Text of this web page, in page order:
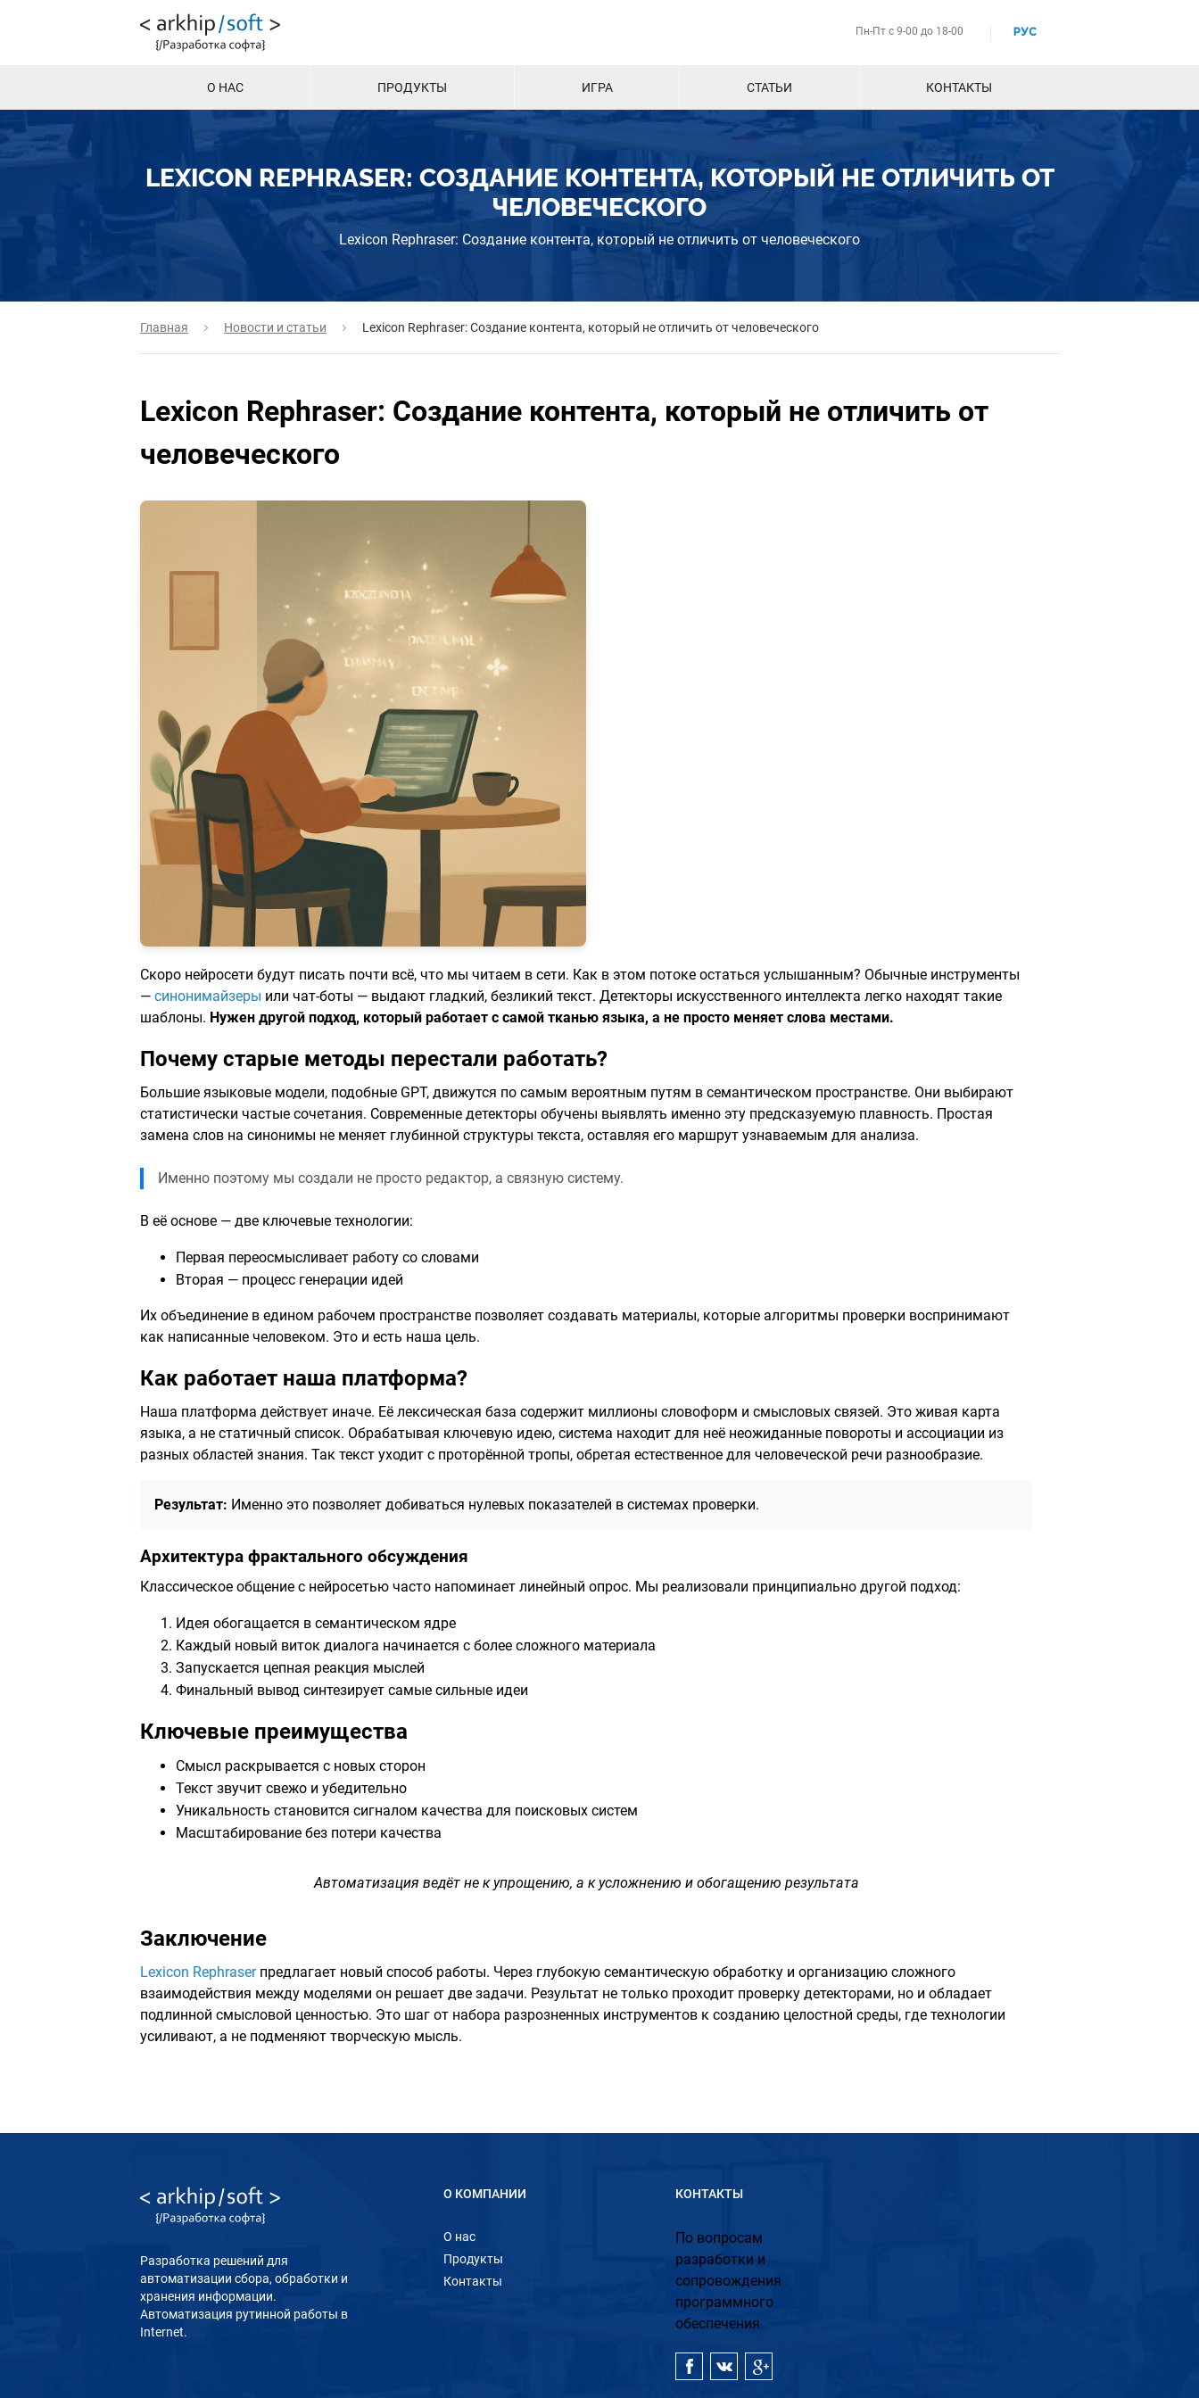
Пн-Пт с 9-00 до 18-00 РУС
О НАС ПРОДУКТЫ ИГРА СТАТЬИ КОНТАКТЫ
LEXICON REPHRASER: СОЗДАНИЕ КОНТЕНТА, КОТОРЫЙ НЕ ОТЛИЧИТЬ ОТ
ЧЕЛОВЕЧЕСКОГО
Lexicon Rephraser: Создание контента, который не отличить от человеческого
Главная Новости и статьи Lexicon Rephraser: Создание контента, который не отличить от человеческого
Lexicon Rephraser: Создание контента, который не отличить от
человеческого
Скоро нейросети будут писать почти всё, что мы читаем в сети. Как в этом потоке остаться услышанным? Обычные инструменты
— синонимайзеры или чат-боты — выдают гладкий, безликий текст. Детекторы искусственного интеллекта легко находят такие
шаблоны. Нужен другой подход, который работает с самой тканью языка, а не просто меняет слова местами.
Почему старые методы перестали работать?
Большие языковые модели, подобные GPT, движутся по самым вероятным путям в семантическом пространстве. Они выбирают
статистически частые сочетания. Современные детекторы обучены выявлять именно эту предсказуемую плавность. Простая
замена слов на синонимы не меняет глубинной структуры текста, оставляя его маршрут узнаваемым для анализа.
Именно поэтому мы создали не просто редактор, а связную систему.
В её основе — две ключевые технологии:
Первая переосмысливает работу со словами
Вторая — процесс генерации идей
Их объединение в едином рабочем пространстве позволяет создавать материалы, которые алгоритмы проверки воспринимают
как написанные человеком. Это и есть наша цель.
Как работает наша платформа?
Наша платформа действует иначе. Её лексическая база содержит миллионы словоформ и смысловых связей. Это живая карта
языка, а не статичный список. Обрабатывая ключевую идею, система находит для неё неожиданные повороты и ассоциации из
разных областей знания. Так текст уходит с проторённой тропы, обретая естественное для человеческой речи разнообразие.
Результат: Именно это позволяет добиваться нулевых показателей в системах проверки.
Архитектура фрактального обсуждения
Классическое общение с нейросетью часто напоминает линейный опрос. Мы реализовали принципиально другой подход:
Идея обогащается в семантическом ядре
Каждый новый виток диалога начинается с более сложного материала
Запускается цепная реакция мыслей
Финальный вывод синтезирует самые сильные идеи
Ключевые преимущества
Смысл раскрывается с новых сторон
Текст звучит свежо и убедительно
Уникальность становится сигналом качества для поисковых систем
Масштабирование без потери качества
Автоматизация ведёт не к упрощению, а к усложнению и обогащению результата
Заключение
Lexicon Rephraserпредлагает новый способ работы. Через глубокую семантическую обработку и организацию сложного
взаимодействия между моделями он решает две задачи. Результат не только проходит проверку детекторами, но и обладает
подлинной смысловой ценностью. Это шаг от набора разрозненных инструментов к созданию целостной среды, где технологии
усиливают, а не подменяют творческую мысль.
Разработка решений для
автоматизации сбора, обработки и
хранения информации.
Автоматизация рутинной работы в
Internet.
О КОМПАНИИ
О нас
Продукты
Контакты
КОНТАКТЫ
По вопросам
разработки и
сопровождения
программного
обеспечения